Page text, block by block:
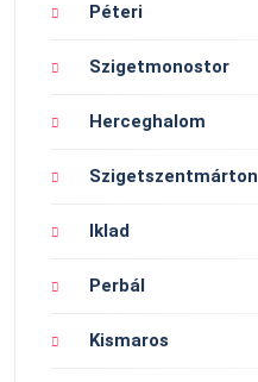
Péteri
Szigetmonostor
Herceghalom
Szigetszentmárton
Iklad
Perbál
Kismaros